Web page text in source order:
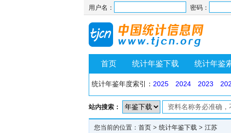
用户名： 密码：
首页 统计年鉴下载 统计年鉴
统计年鉴年度索引： 2025 2024 2023
站内搜索：
您当前的位置： 首页 > 统计年鉴下载 > 江苏